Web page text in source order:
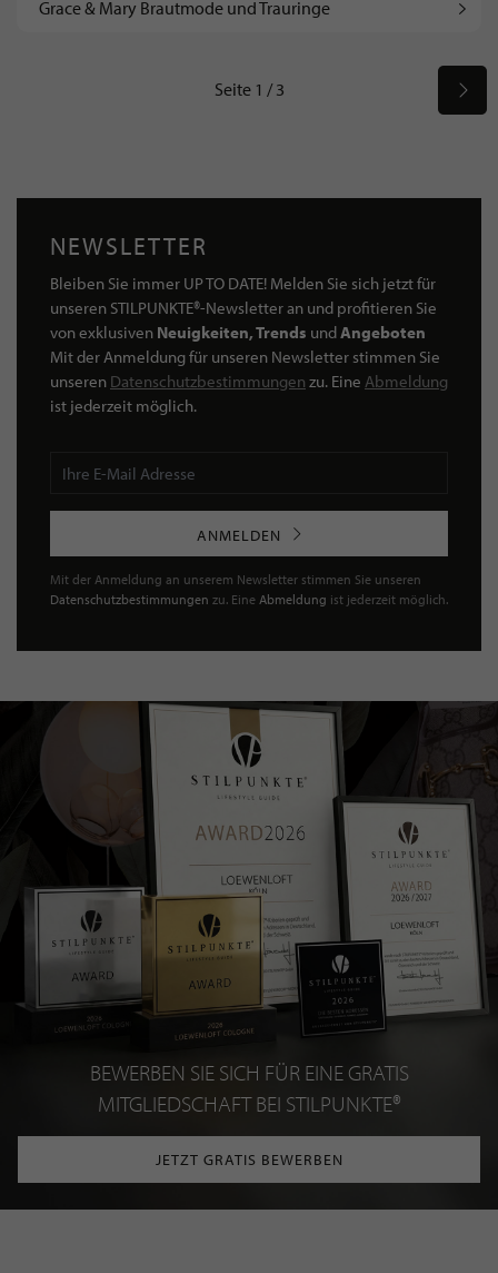
Grace & Mary Brautmode und Trauringe
Seite 1 / 3
NEWSLETTER
Bleiben Sie immer UP TO DATE! Melden Sie sich jetzt für
unseren STILPUNKTE®-Newsletter an und profitieren Sie
von exklusiven Neuigkeiten, Trends undAngeboten
Mit der Anmeldung für unseren Newsletter stimmen Sie
unseren Datenschutzbestimmungen zu. Eine Abmeldung
ist jederzeit möglich.
ANMELDEN
Mit der Anmeldung an unserem Newsletter stimmen Sie unseren
Datenschutzbestimmungen zu. Eine Abmeldung ist jederzeit möglich.
BEWERBEN SIE SICH FÜR EINE GRATIS
MITGLIEDSCHAFT BEI STILPUNKTE®
JETZT GRATIS BEWERBEN